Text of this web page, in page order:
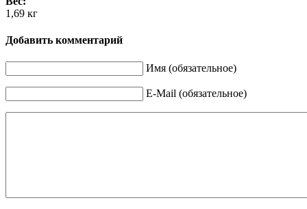
1,69 кг
Добавить комментарий
Имя (обязательное)
E-Mail (обязательное)